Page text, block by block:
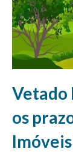
Vetado
os